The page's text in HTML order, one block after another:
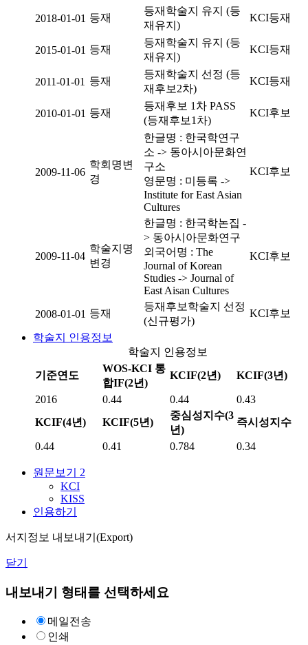
2018-01-01 등재
등재학술지 유지 (등
재유지)
KCI등재
2015-01-01 등재
등재학술지 유지 (등
재유지)
KCI등재
2011-01-01 등재
등재학술지 선정 (등
재후보2차)
KCI등재
2010-01-01 등재
등재후보 1차 PASS
(등재후보1차)
KCI후보
2009-11-06
학회명변
경
한글명 : 한국학연구
소 -> 동아시아문화연
구소
영문명 : 미등록 ->
Institute for East Asian
Cultures
KCI후보
2009-11-04
학술지명
변경
한글명 : 한국학논집 -
> 동아시아문화연구
외국어명 : The
Journal of Korean
Studies -> Journal of
East Aisan Cultures
KCI후보
2008-01-01 등재
등재후보학술지 선정
(신규평가)
KCI후보
학술지 인용정보
학술지 인용정보
기준연도
WOS-KCI 통
합IF(2년)
KCIF(2년) KCIF(3년)
2016 0.44 0.44
0.43
KCIF(4년)
KCIF(5년)
중심성지수(3
년)
즉시성지수
0.44 0.41 0.784 0.34
원문보기 2
KCI
KISS
인용하기
서지정보 내보내기(Export)
닫기
내보내기 형태를 선택하세요
메일전송
인쇄